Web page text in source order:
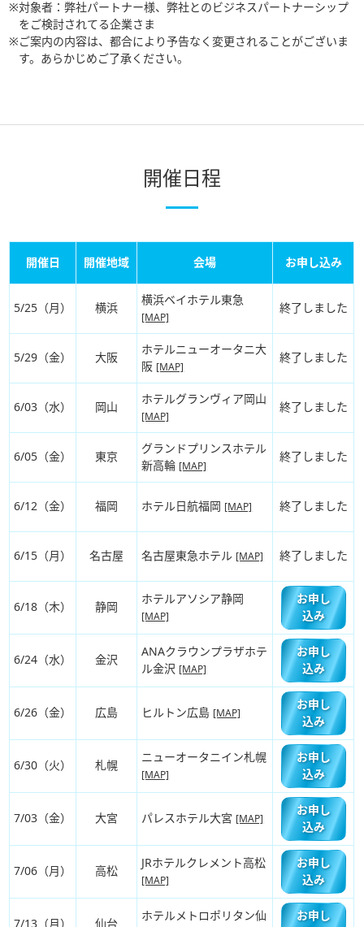
※対象者：弊社パートナー様、弊社とのビジネスパートナーシップ
をご検討されてる企業さま
※ ご案内の内容は、都合により予告なく変更されることがございま
す。あらかじめご了承ください。
開催日程
開催日 開催地域 会場 お申し込み
5/25（月） 横浜
横浜ベイホテル東急
[MAP]
終了しました
5/29（金） 大阪
ホテルニューオータニ大
阪 [MAP]
終了しました
6/03（水） 岡山
ホテルグランヴィア岡山
[MAP]
終了しました
6/05（金） 東京
グランドプリンスホテル
新高輪 [MAP]
終了しました
6/12（金） 福岡 ホテル日航福岡 [MAP] 終了しました
6/15（月） 名古屋 名古屋東急ホテル [MAP] 終了しました
6/18（木） 静岡
ホテルアソシア静岡
[MAP]
お申し
込み
6/24（水） 金沢
ANAクラウンプラザホテ
ル金沢 [MAP]
お申し
込み
6/26（金） 広島 ヒルトン広島 [MAP]
お申し
込み
6/30（火） 札幌
ニューオータニイン札幌
[MAP]
お申し
込み
7/03（金） 大宮 パレスホテル大宮 [MAP]
お申し
込み
7/06（月） 高松
JRホテルクレメント高松
[MAP]
お申し
込み
7/13（月） 仙台
ホテルメトロポリタン仙
お申し